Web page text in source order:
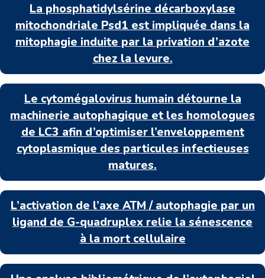
La phosphatidylsérine décarboxylase
mitochondriale Psd1 est impliquée dans la
mitophagie induite par la privation d’azote
chez la levure.
Le cytomégalovirus humain détourne la
machinerie autophagique et les homologues
de LC3 afin d’optimiser l’enveloppement
cytoplasmique des particules infectieuses
matures.
L’activation de l’axe ATM / autophagie par un
ligand de G-quadruplex relie la sénescence
à la mort cellulaire